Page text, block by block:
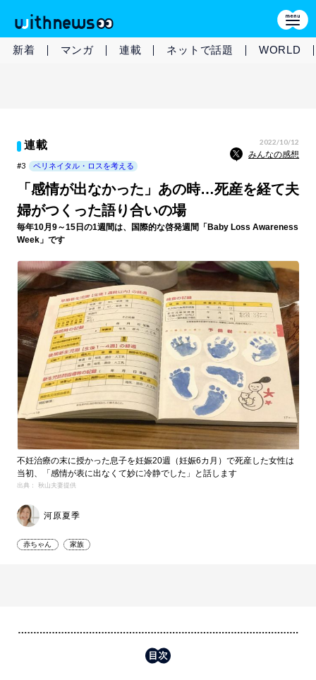
新着 マンガ 連載 ネットで話題 WORLD
連載 2022/10/12
みんなの感想
#3 ペリネイタル・ロスを考える
「感情が出なかった」あの時…死産を経て夫
婦がつくった語り合いの場
毎年10月9～15日の1週間は、国際的な啓発週間「Baby Loss Awareness
Week」です
不妊治療の末に授かった息子を妊娠20週（妊娠6カ月）で死産した女性は
当初、「感情が表に出なくて妙に冷静でした」と話します
出典： 秋山夫妻提供
河原夏季
赤ちゃん 家族